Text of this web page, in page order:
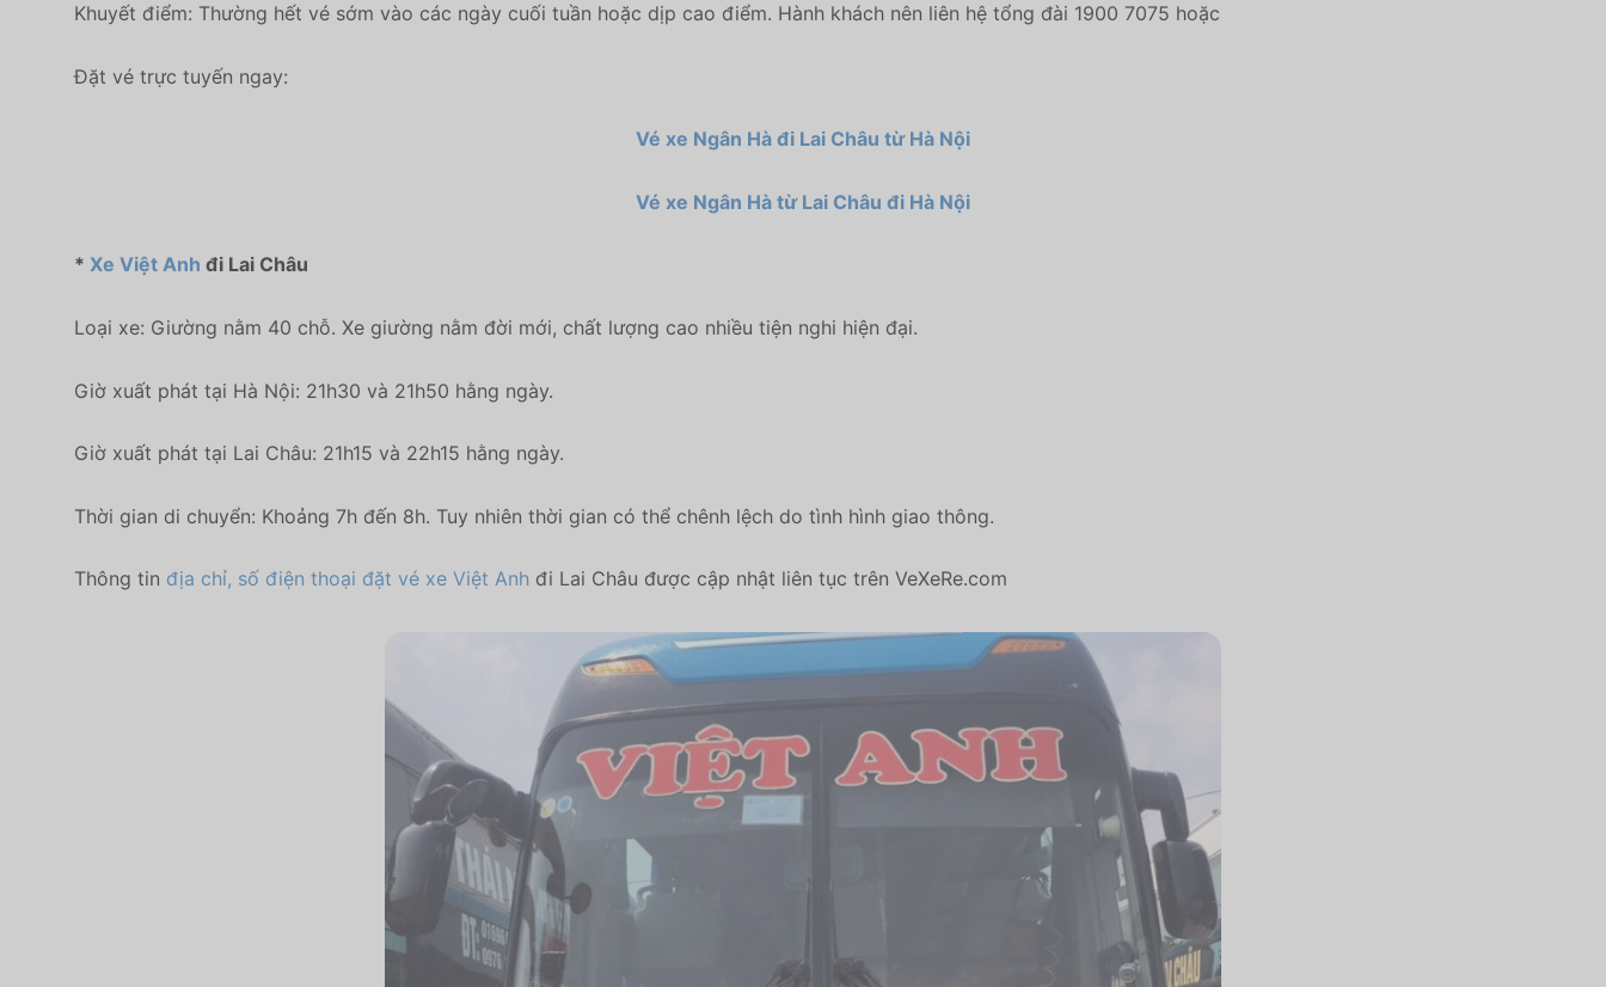
Khuyết điểm: Thường hết vé sớm vào các ngày cuối tuần hoặc dịp cao điểm. Hành khách nên liên hệ tổng đài 1900 7075 hoặc
Đặt vé trực tuyến ngay:
Vé xe Ngân Hà đi Lai Châu từ Hà Nội
Vé xe Ngân Hà từ Lai Châu đi Hà Nội
* Xe Việt Anh đi Lai Châu
Loại xe: Giường nằm 40 chỗ. Xe giường nằm đời mới, chất lượng cao nhiều tiện nghi hiện đại.
Giờ xuất phát tại Hà Nội: 21h30 và 21h50 hằng ngày.
Giờ xuất phát tại Lai Châu: 21h15 và 22h15 hằng ngày.
Thời gian di chuyển: Khoảng 7h đến 8h. Tuy nhiên thời gian có thể chênh lệch do tình hình giao thông.
Thông tin địa chỉ, số điện thoại đặt vé xe Việt Anh đi Lai Châu được cập nhật liên tục trên VeXeRe.com